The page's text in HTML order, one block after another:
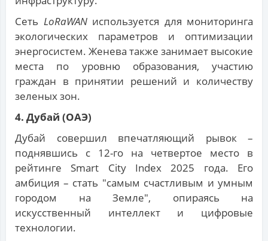
Сеть LoRaWAN используется для мониторинга
экологических параметров и оптимизации
энергосистем. Женева также занимает высокие
места по уровню образования, участию
граждан в принятии решений и количеству
зеленых зон.
4. Дубай (ОАЭ)
Дубай совершил впечатляющий рывок –
поднявшись с 12-го на четвертое место в
рейтинге Smart City Index 2025 года. Его
амбиция – стать "самым счастливым и умным
городом на Земле", опираясь на
искусственный интеллект и цифровые
технологии.